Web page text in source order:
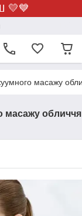
💛💙
масажу
масажу обличчя